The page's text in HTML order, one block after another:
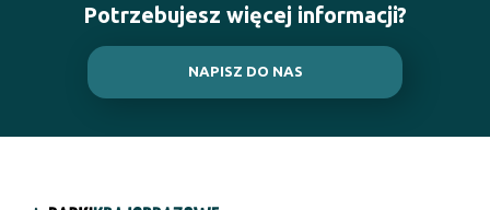
Potrzebujesz więcej informacji?
NAPISZ DO NAS